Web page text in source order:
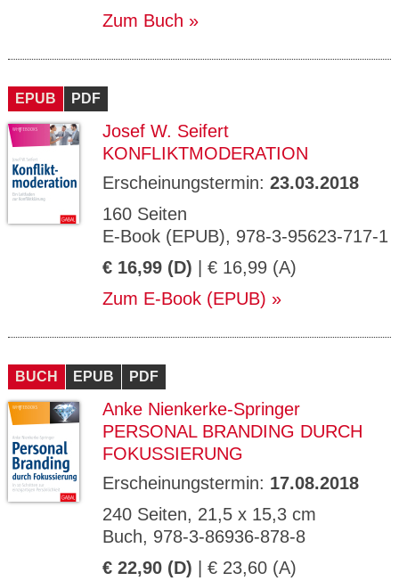
Zum Buch
EPUB PDF
Josef W. Seifert
KONFLIKTMODERATION
Erscheinungstermin: 23.03.2018
160 Seiten
E-Book (EPUB), 978-3-95623-717-1
€ 16,99 (D) | € 16,99 (A)
Zum E-Book (EPUB)
BUCH EPUB PDF
Anke Nienkerke-Springer
PERSONAL BRANDING DURCH
FOKUSSIERUNG
Erscheinungstermin: 17.08.2018
240 Seiten, 21,5 x 15,3 cm
Buch, 978-3-86936-878-8
€ 22,90 (D) | € 23,60 (A)